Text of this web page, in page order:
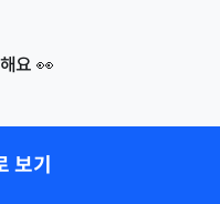
요 👀
보기